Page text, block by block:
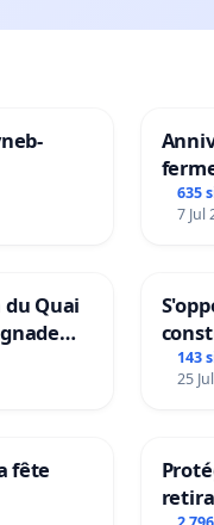
635
7 Jul
Quai
143
25
fête